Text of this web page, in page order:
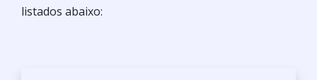
listados abaixo: